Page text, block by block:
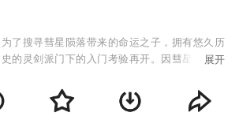
为了搜寻彗星陨落带来的命运之子，拥有悠久历
史的灵剑派门下的入门考验再开。因彗星陨落，
灵根（空灵魂），参与灵剑派的入门考验，走上
了一条要成为绝世逗逼仙人的不寻常路。
展开